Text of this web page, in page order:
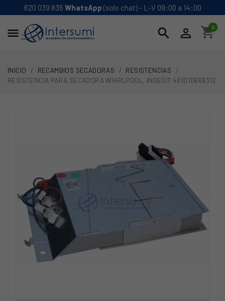
620 039 836 WhatsApp (solo chat) - L-V 09:00 a 14:00
 search  shopping_cart
0
INICIO RECAMBIOS SECADORAS
RESISTENCIAS
RESISTENCIA PARA SECADORA WHIRLPOOL, INDESIT 481010669312